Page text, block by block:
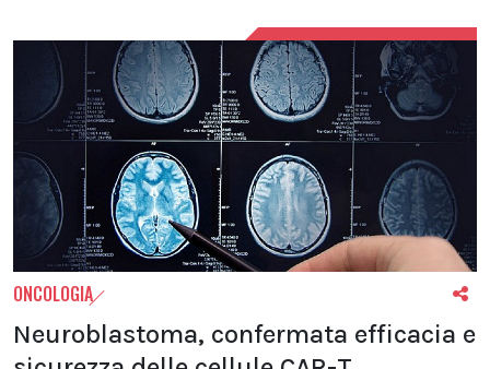
ONCOLOGIA
Neuroblastoma, confermata efficacia e